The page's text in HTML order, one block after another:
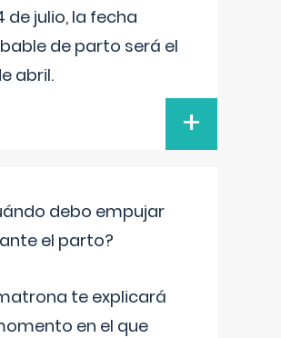
de julio, la fecha
de parto será el
abril.
+
debo empujar
el parto?
te explicará
en el que